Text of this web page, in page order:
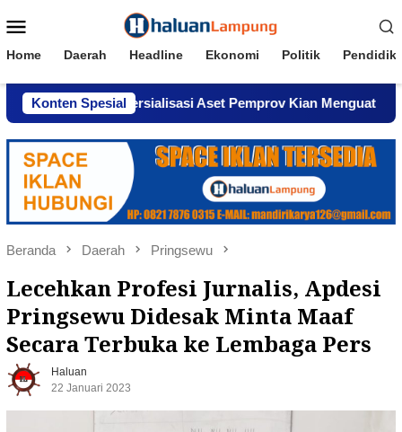
ke
Mobile
Home Daerah Headline Ekonomi Politik
Konten Spesial
Komersialisasi Aset Pemprov Kian Menguat
Beranda Daerah Pringsewu
Lecehkan Profesi Jurnalis, Apdesi
Pringsewu Didesak Minta Maaf
Secara Terbuka ke Lembaga Pers
Haluan
22 Januari 2023